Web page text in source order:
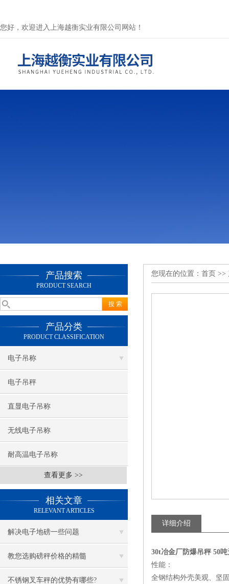
您好，欢迎进入上海越衡实业有限公司网站！
产品搜索
PRODUCT SEARCH
产品分类
PRODUCT CLASSIFICATION
电子吊称
电子吊秤
直显电子吊称
无线电子吊称
耐高温电子吊称
查看更多 >>
相关文章
RELEVANT ARTICLES
解决电子地磅一些问题
教您选购磅秤价格的精髓
不锈钢叉车秤的优势有哪些?
您现在的位置： 首页 >>
详细介绍
30t冶金厂防爆吊秤 50
性能：
全钢结构外壳美观、坚